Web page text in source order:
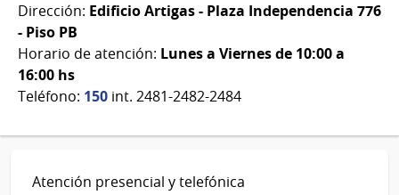
Dirección: Edificio Artigas - Plaza Independencia 776
- Piso PB
Horario de atención: Lunes a Viernes de 10:00 a
16:00 hs
Teléfono: 150 int. 2481-2482-2484
Atención presencial y telefónica